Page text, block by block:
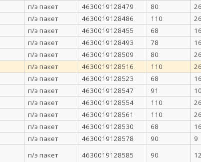
п/э пакет 4630019128479 80 26
п/э пакет 4630019128486 110 26
п/э пакет 4630019128455 68 16
п/э пакет 4630019128493 78 16
п/э пакет 4630019128509 80 26
п/э пакет 4630019128516 110 26
п/э пакет 4630019128523 68 16
п/э пакет 4630019128547 91 10
п/э пакет 4630019128554 110 26
п/э пакет 4630019128561 110 26
п/э пакет 4630019128530 68 16
п/э пакет 4630019128578 90 9
п/э пакет 4630019128585 90 12